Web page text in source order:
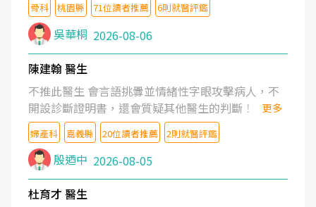
骨科 桃園縣 71位讀者推薦 6則就醫評鑑
吳華桐 2026-08-06
陳建翰 醫生
不推此醫生 會言語挑釁並情緒性字眼攻擊病人，不
開設診斷證明書，還會質疑其他醫生的判斷！
更多
婦產科 嘉義縣 20位讀者推薦 2則就醫評鑑
殷迺中 2026-08-05
杜育才 醫生